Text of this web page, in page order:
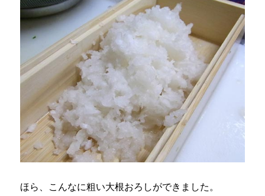
ほら、こんなに粗い大根おろしができました。